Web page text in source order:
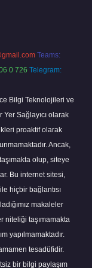
Teams:
0 726 Telegram:
Bilgi Teknolojileri ve
Yer Sağlayıcı olarak
proaktif olarak
Ancak,
olup, siteye
Bu internet sitesi,
hiçbir bağlantısı
makaleler
niteliği taşımamakta
yapılmamaktadır.
tesadüfidir.
bir bilgi paylaşım